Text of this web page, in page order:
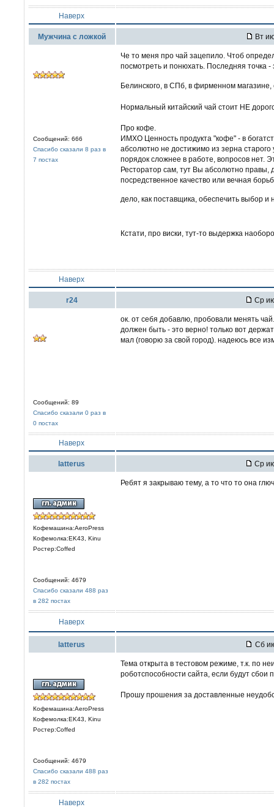
Наверх
Мужчина с ложкой Вт
Сообщений: 666
Спасибо сказали 8 раз в
7 постах
Че то меня про чай зацепило. Чтоб
посмотреть и понюхать. Последняя точка -
Белинского, в СПб, в фирменном
Нормальный китайский чай стоит НЕ
Про кофе.
ИМХО Ценность продукта "кофе" - в
абсолютно не достижимо из зерна
порядок сложнее в работе, вопросов нет.
Ресторатор сам, тут Вы абсолютно правы,
посредственное качество или вечная
дело, как поставщика, обеспечить выбор и
Кстати, про виски, тут-то выдержка
Наверх
r24 Ср
Сообщений: 89
Спасибо сказали 0 раз в
0 постах
ок. от себя добавлю, пробовали менять
должен быть - это верно! только вот
мал (говорю за свой город). надеюсь все
Наверх
latterus Ср
Кофемашина:AeroPress
Кофемолка:EK43, Kinu
Ростер:Coffed
Сообщений: 4679
Спасибо сказали 488 раз
в 282 постах
Ребят я закрываю тему, а то что то она
Наверх
latterus Сб
Кофемашина:AeroPress
Кофемолка:EK43, Kinu
Ростер:Coffed
Сообщений: 4679
Спасибо сказали 488 раз
в 282 постах
Тема открыта в тестовом режиме, т.к. по
роботспособности сайта, если будут сбои
Прошу прошения за доставленные
Наверх